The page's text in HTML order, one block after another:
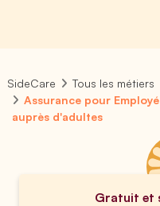
SideCare
Tous les métiers
Assurance pour
auprès d'adultes
Gratuit et